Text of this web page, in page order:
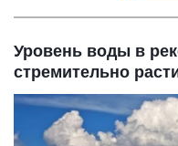
Уровень воды в
стремительно